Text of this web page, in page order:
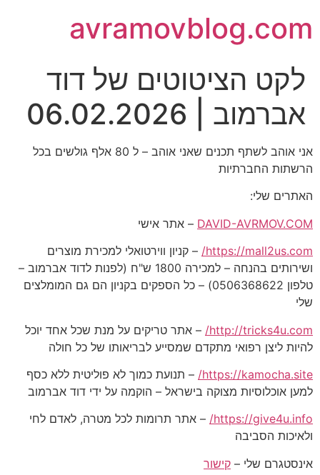
avramovblog.com
לקט הציטוטים של דוד
אברמוב | 06.02.2026
אני אוהב לשתף תכנים שאני אוהב – ל 80 אלף גולשים בכל
הרשתות החברתיות
האתרים שלי:
DAVID-AVRMOV.COM – אתר אישי
https://mall2us.com/ – קניון ווירטואלי למכירת מוצרים
ושירותים בהנחה – למכירה 1800 ש"ח (לפנות לדוד אברמוב –
טלפון 0506368622) – כל הספקים בקניון הם גם המומלצים
שלי
http://tricks4u.com/ – אתר טריקים על מנת שכל אחד יוכל
להיות ליצן רפואי מתקדם שמסייע לבריאותו של כל חולה
https://kamocha.site/ – תנועת כמוך לא פוליטית ללא כסף
למען אוכלוסיות מצוקה בישראל – הוקמה על ידי דוד אברמוב
https://give4u.info/ – אתר תרומות לכל מטרה, לאדם לחי
ולאיכות הסביבה
אינסטגרם שלי – קישור